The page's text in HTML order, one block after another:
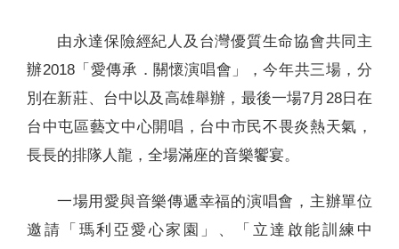
由永達保險經紀人及台灣優質生命協會共同主
辦2018「愛傳承．關懷演唱會」，今年共三場，分
別在新莊、台中以及高雄舉辦，最後一場7月28日在
台中屯區藝文中心開唱，台中市民不畏炎熱天氣，
長長的排隊人龍，全場滿座的音樂饗宴。
一場用愛與音樂傳遞幸福的演唱會，主辦單位
邀請「瑪利亞愛心家園」、「立達啟能訓練中